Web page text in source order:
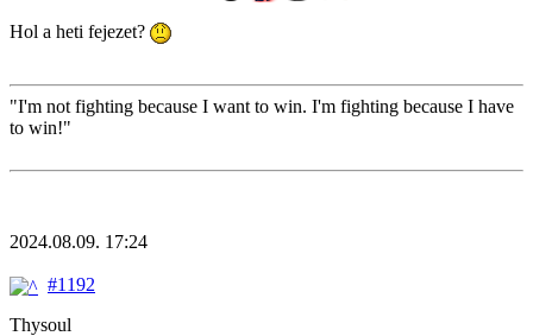
Hol a heti fejezet?
"I'm not fighting because I want to win. I'm fighting because I have
to win!"
2024.08.09. 17:24
#1192
Thysoul